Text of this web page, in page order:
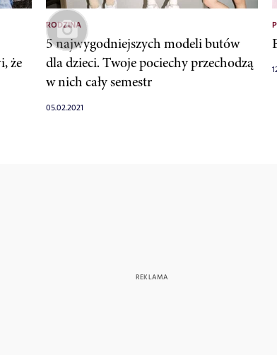
że
RODZINA
5 najwygodniejszych modeli butów
dla dzieci. Twoje pociechy przechodzą
w nich cały semestr
05.02.2021